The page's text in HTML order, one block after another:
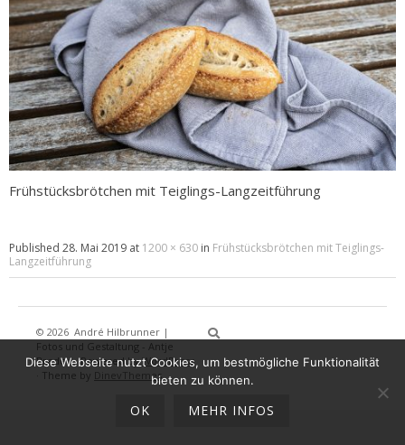
Frühstücksbrötchen mit Teiglings-Langzeitführung
Published 28. Mai 2019 at 1200 × 630 in Frühstücksbrötchen mit Teiglings-
Langzeitführung
© 2026 André Hilbrunner |
Fotos und Gestaltung - Antje
Breden·Powered byWordPress
Theme by DinevThemes
Home
Brotbackkurse
Brotbacken
Rezepte
Diese Webseite nutzt Cookies, um bestmögliche Funktionalität
bieten zu können.
OK MEHR INFOS